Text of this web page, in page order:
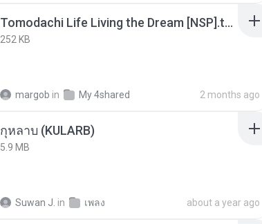
Tomodachi Life Living the Dream [NSP].torrent
252 KB
margob in My 4shared 2 months ago
กุหลาบ (KULARB)
5.9 MB
Suwan J. in เพลง about a year ago